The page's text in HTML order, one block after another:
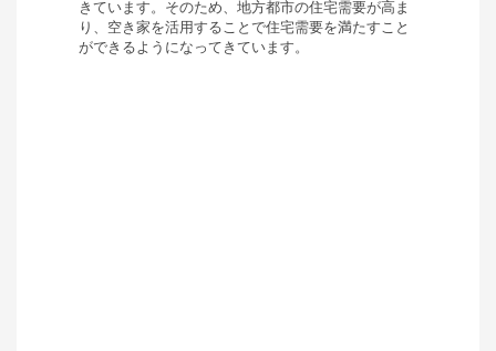
きています。そのため、地方都市の住宅需要が高ま
り、空き家を活用することで住宅需要を満たすこと
ができるようになってきています。